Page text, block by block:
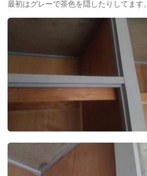
最初はグレーで茶色を隠したりしてます。